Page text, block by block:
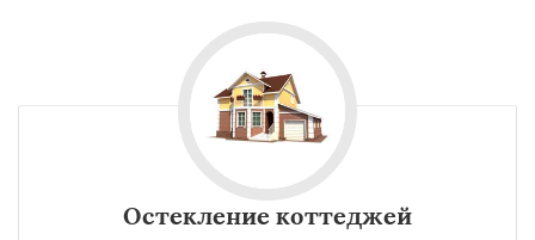
Остекление коттеджей